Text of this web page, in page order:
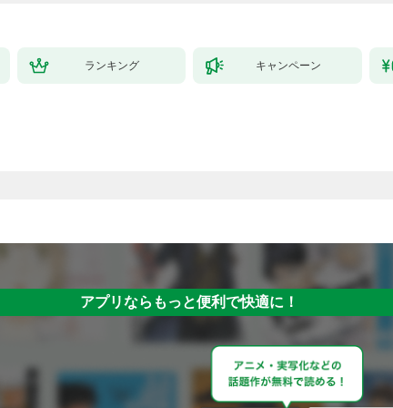
ランキング キャンペーン
アプリならもっと便利で快適に！